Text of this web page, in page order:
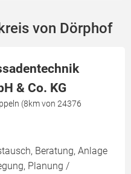
von Dörphof
& Co. KG
(8km von 24376
Beratung, Anlage
Planung /